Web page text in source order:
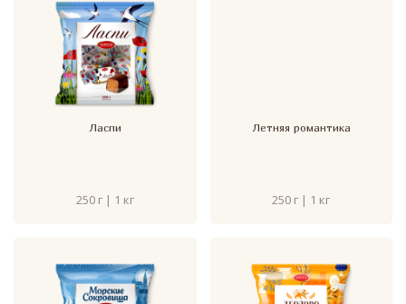
Ласпи
250 г | 1 кг
Летняя романтика
250 г | 1 кг